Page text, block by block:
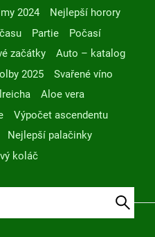
2024
Nejlepší horory
Partie
Počasí
začátky
Auto – katalog
2025
Svařené víno
Aloe vera
Výpočet ascendentu
Nejlepší palačinky
koláč